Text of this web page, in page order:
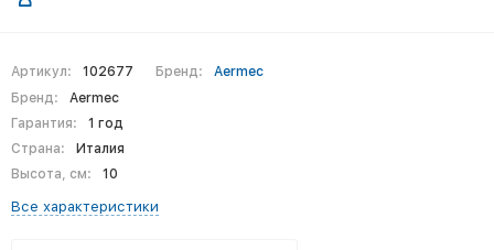
Артикул: 102677 Бренд:
Aermec
Бренд:
Aermec
Гарантия:
1 год
Страна:
Италия
Высота, см:
10
Все характеристики